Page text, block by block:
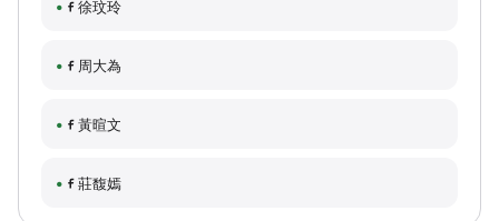
徐玟玲
周大為
黃暄文
莊馥嫣